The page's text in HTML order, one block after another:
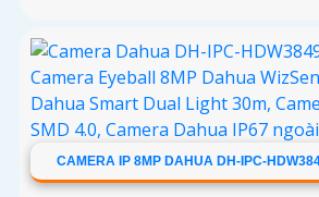
CAMERA IP 8MP DAHUA DH-IPC-